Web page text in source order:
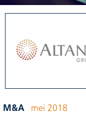
M&A mei 2018